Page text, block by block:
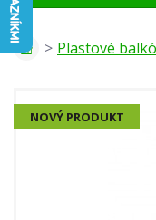
Plastové
NOVÝ PRODUKT